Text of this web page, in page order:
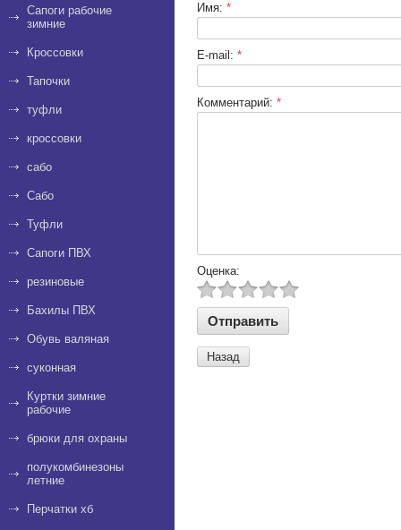
Сапоги рабочие
зимние
Кроссовки
Тапочки
туфли
кроссовки
сабо
Сабо
Туфли
Сапоги ПВХ
резиновые
Бахилы ПВХ
Обувь валяная
суконная
Куртки зимние
рабочие
брюки для охраны
полукомбинезоны
летние
Перчатки хб
Имя: *
E-mail: *
Комментарий: *
Оценка:
Назад